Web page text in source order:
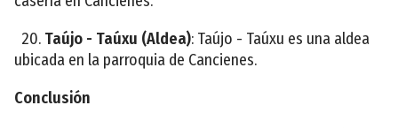
20. Taújo - Taúxu (Aldea): Taújo - Taúxu es una aldea
ubicada en la parroquia de Cancienes.
Conclusión